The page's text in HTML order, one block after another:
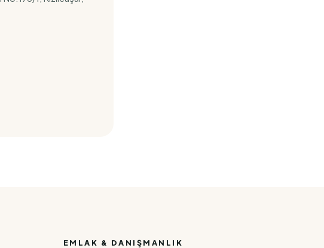
EMLAK & DANIŞMANLIK